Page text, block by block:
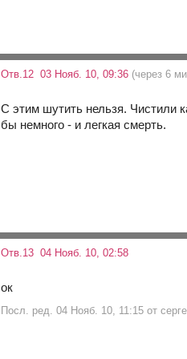
Отв.12 03 Нояб. 10, 09:36 (через 6
С этим шутить нельзя. Чистили
бы немного - и легкая смерть.
Отв.13 04 Нояб. 10, 02:58
ок
Посл. ред. 04 Нояб. 10, 11:15 от